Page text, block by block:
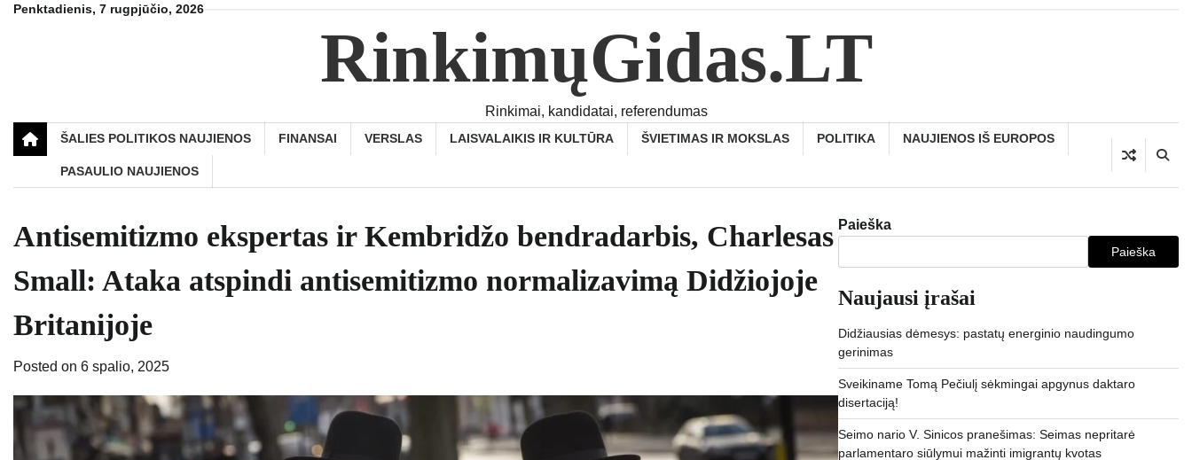
SkipPenktadienis, 7 rugpjūčio, 2026
RinkimųGidas.LT
Rinkimai, kandidatai, referendumas
ŠALIES POLITIKOS NAUJIENOS FINANSAI VERSLAS LAISVALAIKIS IR KULTŪRA ŠVIETIMAS IR MOKSLAS POLITIKA NAUJIENOS IŠ EUROPOS
PASAULIO NAUJIENOS
Antisemitizmo ekspertas ir Kembridžo bendradarbis, Charlesas
Small: Ataka atspindi antisemitizmo normalizavimą Didžiojoje
Britanijoje
Posted on 6 spalio, 2025
Paieška
Paieška
Naujausi įrašai
Didžiausias dėmesys: pastatų energinio naudingumo
gerinimas
Sveikiname Tomą Pečiulį sėkmingai apgynus daktaro
disertaciją!
Seimo nario V. Sinicos pranešimas: Seimas nepritarė
parlamentaro siūlymui mažinti imigrantų kvotas